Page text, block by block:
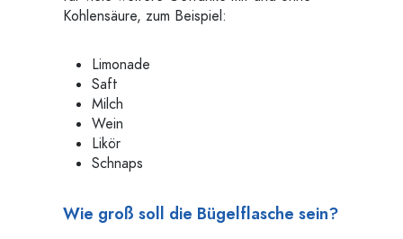
Kohlensäure, zum Beispiel:
Limonade
Saft
Milch
Wein
Likör
Schnaps
Wie groß soll die Bügelflasche sein?